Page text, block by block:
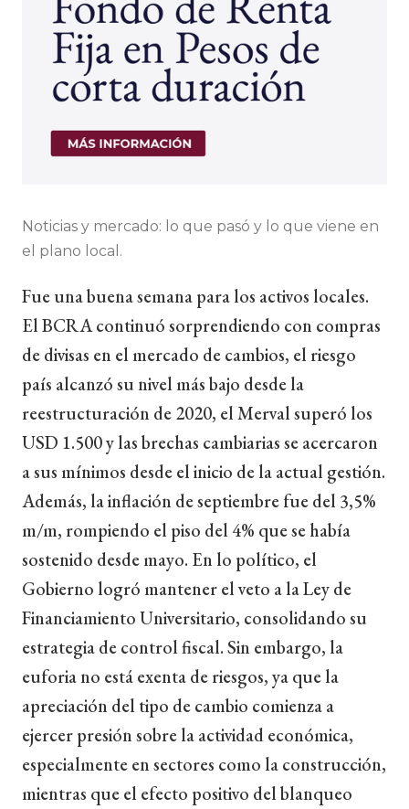
Noticias y mercado: lo que pasó y lo que viene en
el plano local.
Fue una buena semana para los activos locales.
El BCRA continuó sorprendiendo con compras
de divisas en el mercado de cambios, el riesgo
país alcanzó su nivel más bajo desde la
reestructuración de 2020, el Merval superó los
USD 1.500 y las brechas cambiarias se acercaron
a sus mínimos desde el inicio de la actual gestión.
Además, la inflación de septiembre fue del 3,5%
m/m, rompiendo el piso del 4% que se había
sostenido desde mayo. En lo político, el
Gobierno logró mantener el veto a la Ley de
Financiamiento Universitario, consolidando su
estrategia de control fiscal. Sin embargo, la
euforia no está exenta de riesgos, ya que la
apreciación del tipo de cambio comienza a
ejercer presión sobre la actividad económica,
especialmente en sectores como la construcción,
mientras que el efecto positivo del blanqueo